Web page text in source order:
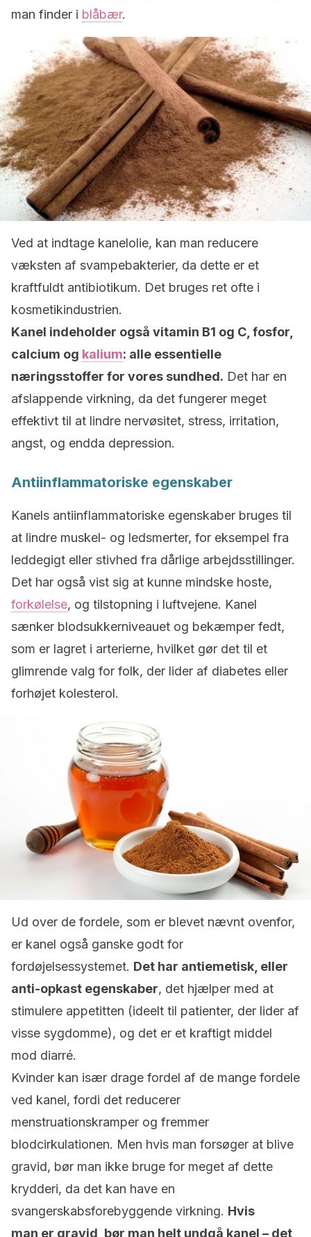
man finder i blåbær.
Ved at indtage kanelolie, kan man reducere
væksten af svampebakterier, da dette er et
kraftfuldt antibiotikum. Det bruges ret ofte i
kosmetikindustrien.
Kanel indeholder også vitamin B1 og C, fosfor,
calcium og kalium: alle essentielle
næringsstoffer for vores sundhed. Det har en
afslappende virkning, da det fungerer meget
effektivt til at lindre nervøsitet, stress, irritation,
angst, og endda depression.
Antiinflammatoriske egenskaber
Kanels antiinflammatoriske egenskaber bruges til
at lindre muskel- og ledsmerter, for eksempel fra
leddegigt eller stivhed fra dårlige arbejdsstillinger.
Det har også vist sig at kunne mindske hoste,
forkølelse, og tilstopning i luftvejene. Kanel
sænker blodsukkerniveauet og bekæmper fedt,
som er lagret i arterierne, hvilket gør det til et
glimrende valg for folk, der lider af diabetes eller
forhøjet kolesterol.
Ud over de fordele, som er blevet nævnt ovenfor,
er kanel også ganske godt for
fordøjelsessystemet. Det har antiemetisk, eller
anti-opkast egenskaber, det hjælper med at
stimulere appetitten (ideelt til patienter, der lider af
visse sygdomme), og det er et kraftigt middel
mod diarré.
Kvinder kan især drage fordel af de mange fordele
ved kanel, fordi det reducerer
menstruationskramper og fremmer
blodcirkulationen. Men hvis man forsøger at blive
gravid, bør man ikke bruge for meget af dette
krydderi, da det kan have en
svangerskabsforebyggende virkning. Hvis
man er gravid, bør man helt undgå kanel – det